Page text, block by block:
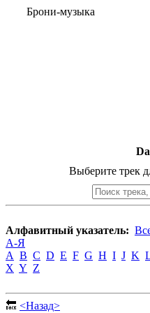
Брони-музыка
Выберите трек
Алфавитный указатель:
А-Я
A B C D E F G H I J K
X Y Z
🔙 <Назад>